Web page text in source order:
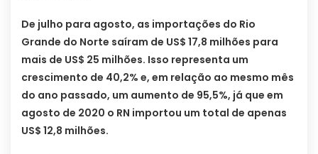
De julho para agosto, as importações do Rio
Grande do Norte saíram de US$ 17,8 milhões para
mais de US$ 25 milhões. Isso representa um
crescimento de 40,2% e, em relação ao mesmo mês
do ano passado, um aumento de 95,5%, já que em
agosto de 2020 o RN importou um total de apenas
US$ 12,8 milhões.